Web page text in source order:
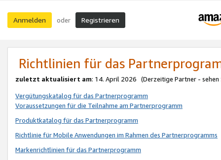
Anmelden oder Registrieren
Richtlinien für das
zuletzt aktualisiert am: 14. April 2026 (Derzeitige Partner - sehen
Vergütungskatalog für das Partnerprogramm
Voraussetzungen für die Teilnahme am Partnerprogramm
Produktkatalog für das Partnerprogramm
Richtlinie für Mobile Anwendungen im Rahmen des Partnerprogramms
Markenrichtlinien für das Partnerprogramm